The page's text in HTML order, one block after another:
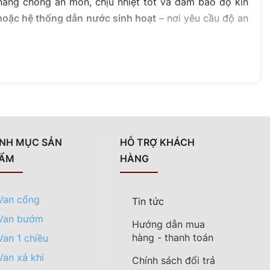
hệ thống dẫn nước sinh hoạt– nơi yêu cầu độ an
ống nước hoặc khí.
cao.
rỉ sét hiệu quả.
oxy hóa bên ngoài giúp giữ màu đồng sáng bóng
MỤC SẢN
cổng
bướm
1 chiều
xả khí
HỖ TRỢ KHÁCH
HÀNG
Tin tức
Hướng dẫn mua
hàng - thanh toán
Chính sách đổi trả